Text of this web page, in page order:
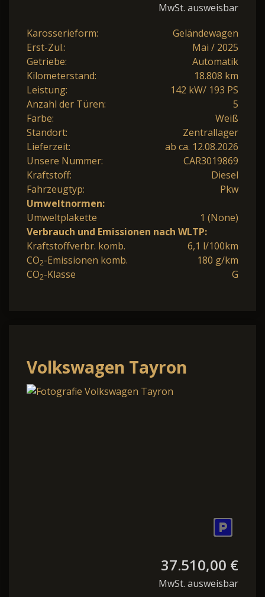
MwSt. ausweisbar
Karosserieform:
Geländewagen
Erst-Zul.:
Mai / 2025
Getriebe:
Automatik
Kilometerstand:
18.808 km
Leistung:
142 kW/ 193 PS
Anzahl der Türen:
5
Farbe:
Weiß
Standort:
Zentrallager
Lieferzeit:
ab ca. 12.08.2026
Unsere Nummer:
CAR3019869
Kraftstoff:
Diesel
Fahrzeugtyp:
Pkw
Umweltnormen:
Umweltplakette
1 (None)
Verbrauch und Emissionen nach WLTP:
Kraftstoffverbr. komb.
6,1 l/100km
CO2-Emissionen komb.
180 g/km
CO2-Klasse G
Volkswagen Tayron
37.510,00 €
MwSt. ausweisbar